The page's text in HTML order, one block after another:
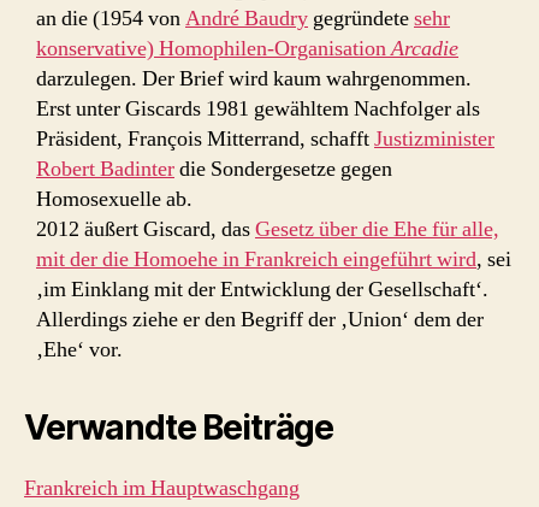
an die (1954 vonAndré Baudry gegründetesehr
konservative) Homophilen-OrganisationArcadie
darzulegen. Der Brief wird kaum wahrgenommen.
Erst unter Giscards 1981 gewähltem Nachfolger als
Präsident, François Mitterrand, schafftJustizminister
Robert Badinterdie Sondergesetze gegen
Homosexuelle ab.
2012 äußert Giscard, dasGesetz über die Ehe für alle,
mit der die Homoehe in Frankreich eingeführt wird, sei
‚im Einklang mit der Entwicklung der Gesellschaft‘.
Allerdings ziehe er den Begriff der ‚Union‘ dem der
‚Ehe‘ vor.
Verwandte Beiträge
Frankreich im Hauptwaschgang